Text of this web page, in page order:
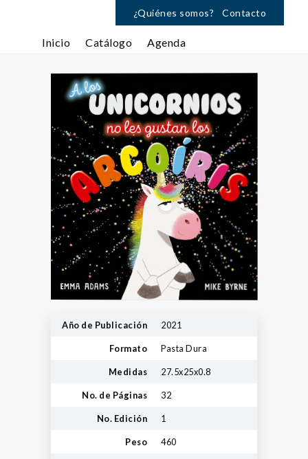
¿Quiénes somos? Contacto
Inicio Catálogo Agenda
Año de Publicación 2021
Formato Pasta Dura
Medidas 27.5x25x0.8
No. de Páginas 32
No. Edición 1
Peso 460